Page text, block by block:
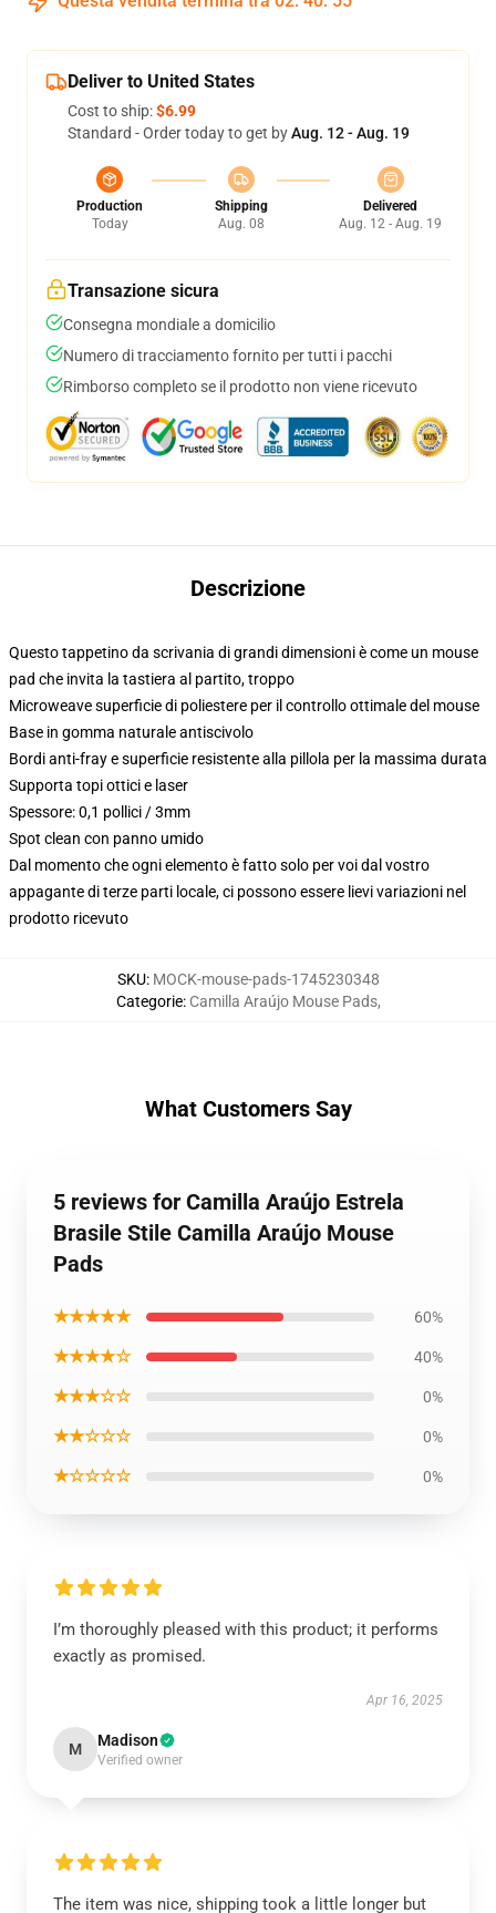
Deliver to United States
Cost to ship:$6.99
Standard - Order today to get byAug. 12 - Aug. 19
Production
Today
Shipping
Aug. 08
Delivered
Aug. 12 - Aug. 19
Transazione sicura
Consegna mondiale a domicilio
Numero di tracciamento fornito per tutti i pacchi
Rimborso completo se il prodotto non viene ricevuto
Descrizione
Questo tappetino da scrivania di grandi dimensioni è come un mouse
pad che invita la tastiera al partito, troppo
Microweave superficie di poliestere per il controllo ottimale del mouse
Base in gomma naturale antiscivolo
Bordi anti-fray e superficie resistente alla pillola per la massima durata
Supporta topi ottici e laser
Spessore: 0,1 pollici / 3mm
Spot clean con panno umido
Dal momento che ogni elemento è fatto solo per voi dal vostro
appagante di terze parti locale, ci possono essere lievi variazioni nel
prodotto ricevuto
SKU: MOCK-mouse-pads-1745230348
Categorie: Camilla Araújo Mouse Pads,
What Customers Say
5 reviews for Camilla Araújo Estrela
Brasile Stile Camilla Araújo Mouse
Pads
★★★★★ 60%
★★★★☆ 40%
★★★☆☆ 0%
★★☆☆☆ 0%
★☆☆☆☆ 0%
I’m thoroughly pleased with this product; it performs
exactly as promised.
Apr 16, 2025
M Madison
Verified owner
The item was nice, shipping took a little longer but